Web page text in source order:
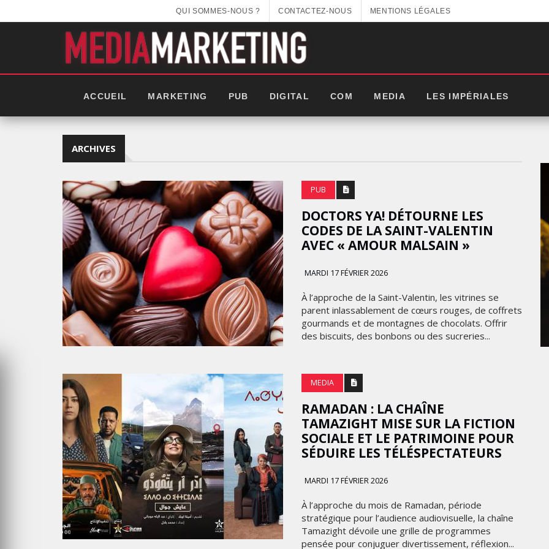
QUI SOMMES-NOUS ? CONTACTEZ-NOUS MENTIONS LÉGALES
ACCUEIL MARKETING PUB DIGITAL COM MEDIA LES IMPÉRIALES
ARCHIVES
PUB
DOCTORS YA! DÉTOURNE LES
CODES DE LA SAINT-VALENTIN
AVEC « AMOUR MALSAIN »
MARDI 17 FÉVRIER 2026
À l’approche de la Saint-Valentin, les vitrines se
parent inlassablement de cœurs rouges, de coffrets
gourmands et de montagnes de chocolats. Offrir
des biscuits, des bonbons ou des sucreries...
MEDIA
RAMADAN : LA CHAÎNE
TAMAZIGHT MISE SUR LA FICTION
SOCIALE ET LE PATRIMOINE POUR
SÉDUIRE LES TÉLÉSPECTATEURS
MARDI 17 FÉVRIER 2026
À l’approche du mois de Ramadan, période
stratégique pour l’audience audiovisuelle, la chaîne
Tamazight dévoile une grille de programmes
pensée pour conjuguer divertissement, réflexion...
2024
GITEX AFRICA : LES NOUVELLES
FRONTIÈRES DE
L’INNOVATION AFRICAINE
LUNDI 6 AVRIL 2026
LES ÉTOILES 2025
MARDI 10 FÉVRIER 2026
FRATRIES
MARKETING
WEDGEWOOD WEDDINGS MISE
SUR UNE CAMPAGNE
NATIONALE POUR
RÉINVENTER L’EXPÉRIENCE DU
MARIAGE
MARKETING
RENTRÉE UNIVERSITAIRE : IKEA
COLLEGE » POUR
ACCOMPAGNER LES
ÉTUDIANTS